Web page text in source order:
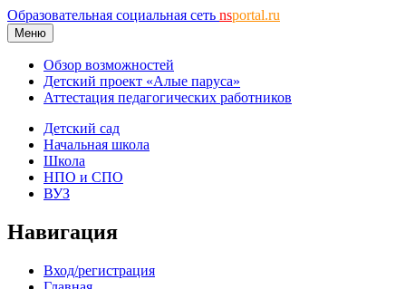
Образовательная социальная сеть nsportal.ru
Меню
Обзор возможностей
Детский проект «Алые паруса»
Аттестация педагогических работников
Детский сад
Начальная школа
Школа
НПО и СПО
ВУЗ
Навигация
Вход/регистрация